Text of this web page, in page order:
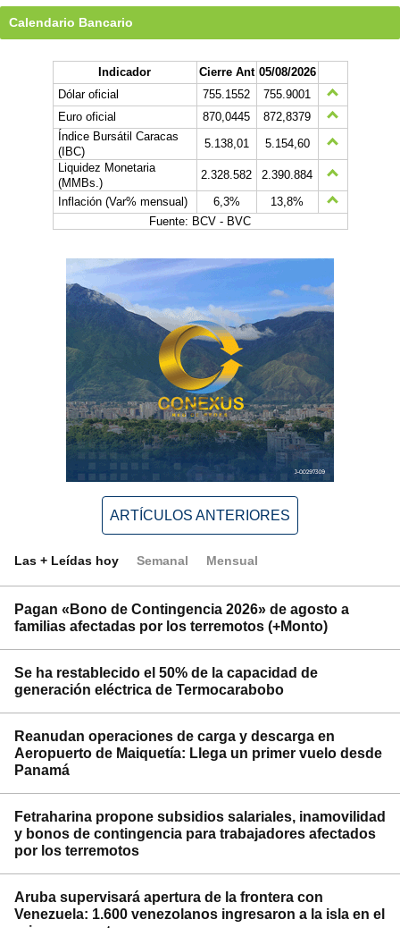
Calendario Bancario
Indicador Cierre Ant 05/08/2026
Dólar oficial
755.1552
755.9001
Euro oficial
870,0445
872,8379
Índice Bursátil Caracas
(IBC)
5.138,01
5.154,60
Liquidez Monetaria
(MMBs.)
2.328.582
2.390.884
Inflación (Var% mensual)
6,3%
13,8%
Fuente: BCV - BVC
ARTÍCULOS ANTERIORES
Las + Leídas hoy Semanal Mensual
Pagan «Bono de Contingencia 2026» de agosto a
familias afectadas por los terremotos (+Monto)
Se ha restablecido el 50% de la capacidad de
generación eléctrica de Termocarabobo
Reanudan operaciones de carga y descarga en
Aeropuerto de Maiquetía: Llega un primer vuelo desde
Panamá
Fetraharina propone subsidios salariales, inamovilidad
y bonos de contingencia para trabajadores afectados
por los terremotos
Aruba supervisará apertura de la frontera con
Venezuela: 1.600 venezolanos ingresaron a la isla en el